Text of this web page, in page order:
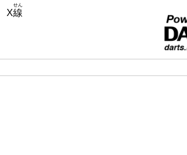
X線
せん